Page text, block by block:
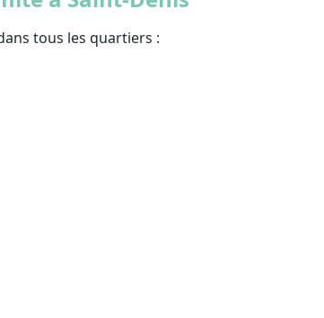
tous les quartiers :